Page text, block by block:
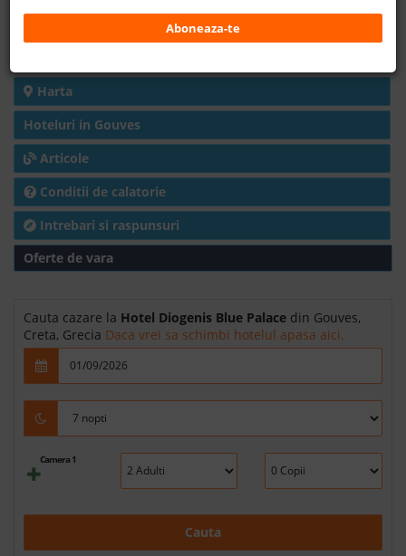
Harta
Hoteluri in Gouves
Articole
Conditii de calatorie
Intrebari si raspunsuri
Oferte de vara
Cauta cazare la Hotel Diogenis Blue Palace din Gouves,
Creta, Grecia Daca vrei sa schimbi hotelul apasa aici.
Camera 1
Cauta
+40 376 444 888
LEI EURO
Aboneaza-te